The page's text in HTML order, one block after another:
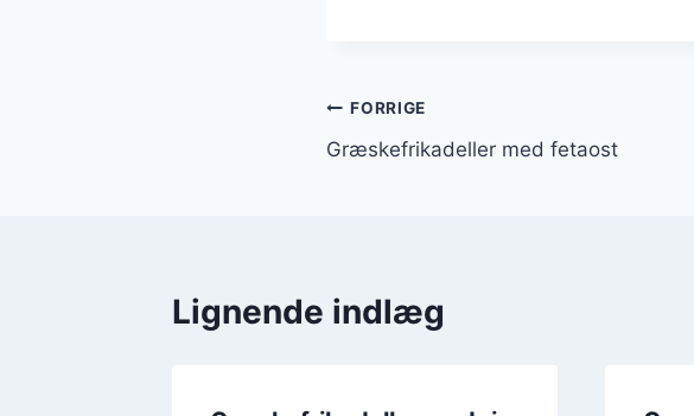
Indlægsnavigation
FORRIGE
Græskefrikadeller med fetaost
Lignende indlæg